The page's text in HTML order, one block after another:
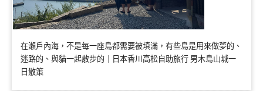
在瀨戶內海，不是每一座島都需要被填滿，有些島是用來做夢的、
迷路的、與貓一起散步的｜日本香川高松自助旅行 男木島山城一
日散策